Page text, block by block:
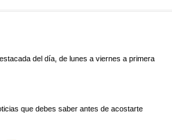
del día, de lunes a viernes a primera
que debes saber antes de acostarte